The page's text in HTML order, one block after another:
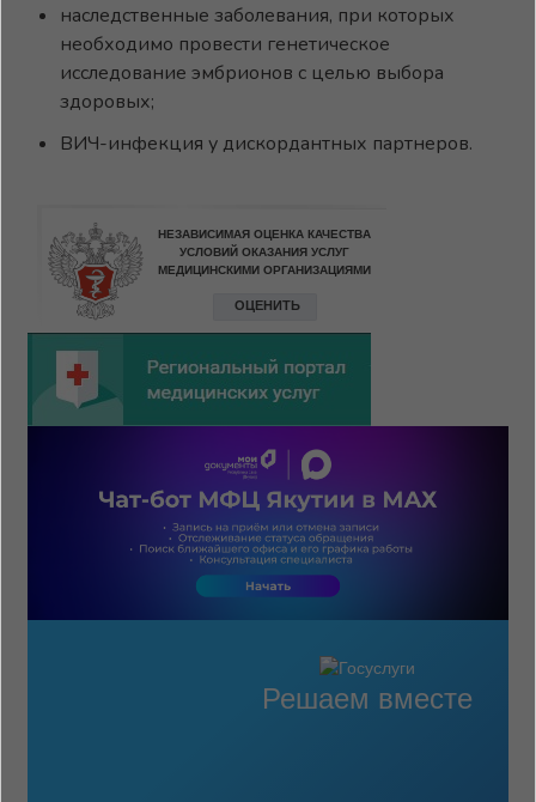
наследственные заболевания, при которых
необходимо провести генетическое
исследование эмбрионов с целью выбора
здоровых;
ВИЧ-инфекция у дискордантных партнеров.
Решаем вместе